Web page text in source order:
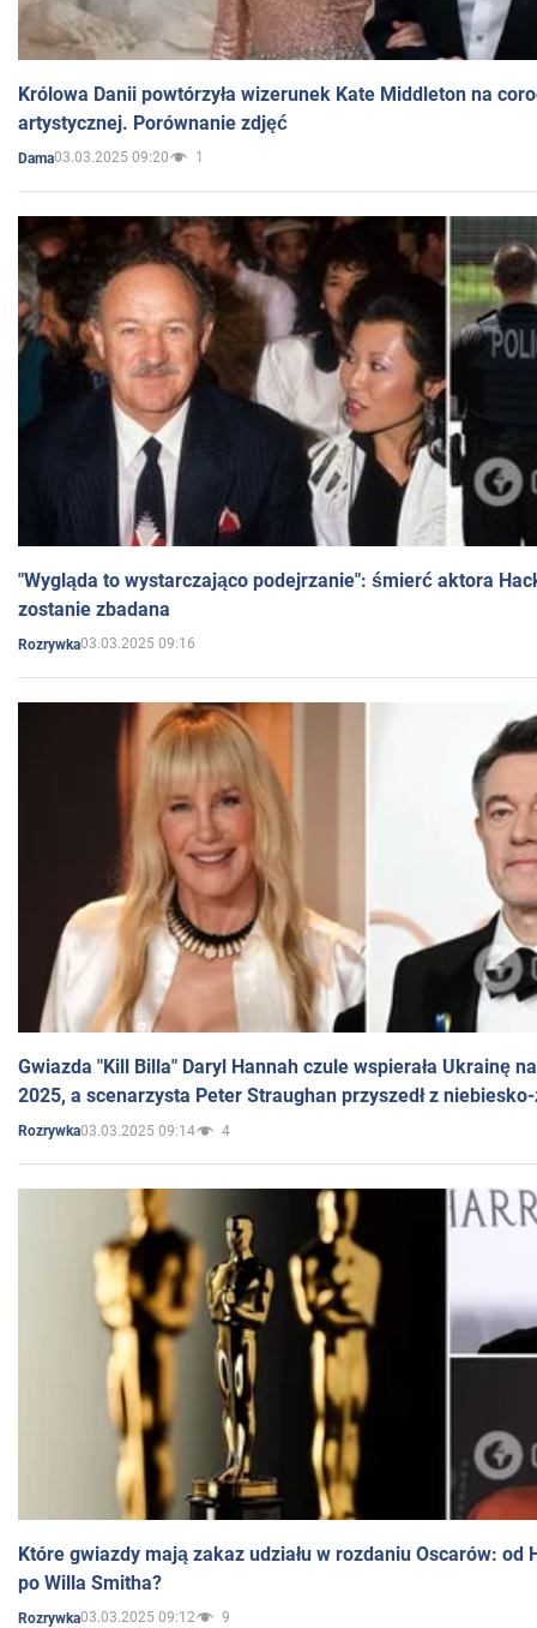
Królowa Danii powtórzyła wizerunek Kate Middleton na
artystycznej. Porównanie zdjęć
Dama03.03.2025 09:20 1
"Wygląda to wystarczająco podejrzanie": śmierć aktora
zostanie zbadana
Rozrywka03.03.2025 09:16
Gwiazda "Kill Billa" Daryl Hannah czule wspierała Ukrainę
2025, a scenarzysta Peter Straughan przyszedł z
Rozrywka03.03.2025 09:14 4
Które gwiazdy mają zakaz udziału w rozdaniu Oscarów: od
po Willa Smitha?
Rozrywka03.03.2025 09:12 9